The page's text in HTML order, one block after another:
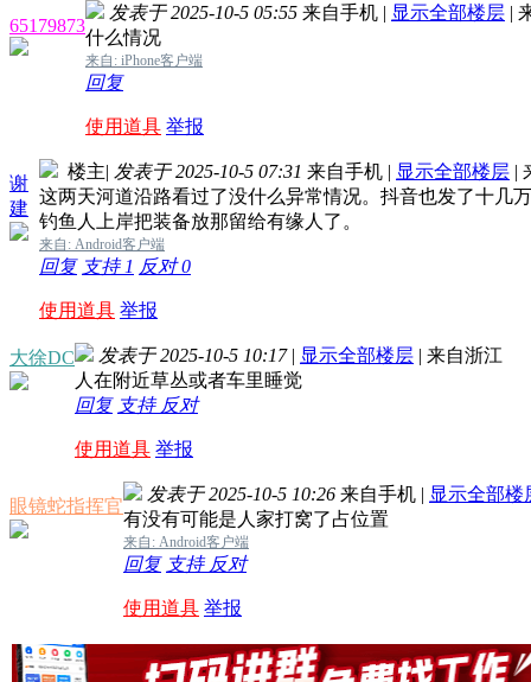
65179873
发表于 2025-10-5 05:55 来自手机 | 显示全部楼层 |
什么情况
来自: iPhone客户端
回复
使用道具 举报
谢
建
楼主| 发表于 2025-10-5 07:31 来自手机 | 显示全部楼层 |
这两天河道沿路看过了没什么异常情况。抖音也发了十几
钓鱼人上岸把装备放那留给有缘人了。
来自: Android客户端
回复 支持 1 反对0
使用道具 举报
大徐DC 发表于 2025-10-5 10:17 | 显示全部楼层 | 来自浙江
人在附近草丛或者车里睡觉
回复 支持 反对
使用道具 举报
眼镜蛇指挥官
发表于 2025-10-5 10:26 来自手机 | 显示全部楼
有没有可能是人家打窝了占位置
来自: Android客户端
回复 支持 反对
使用道具 举报